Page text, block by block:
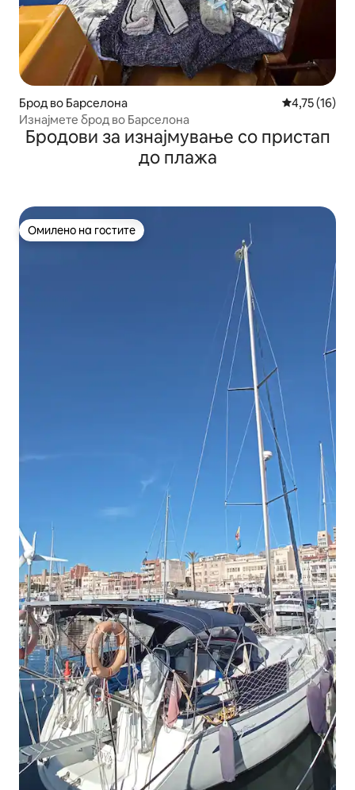
Брод во Барселона Просечна
4,75 (16)
Изнајмете брод во Барселона
Бродови за изнајмување со пристап
до плажа
Омилено на гостите
Омилено на гостите